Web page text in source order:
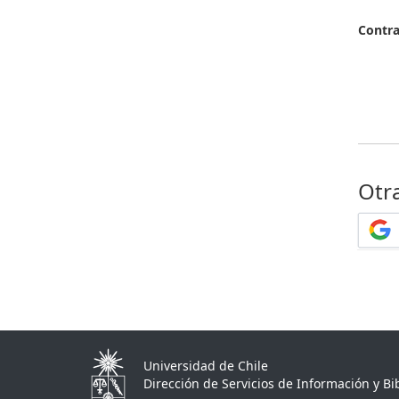
Universidad de Chile
Dirección de Servicios de Información y